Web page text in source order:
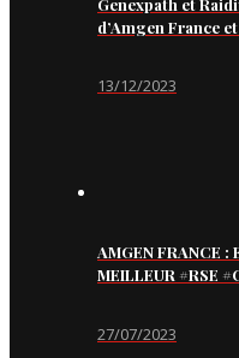
d’Amgen France
13/12/2023
AMGEN FRANCE :
MEILLEUR #RSE
27/07/2023